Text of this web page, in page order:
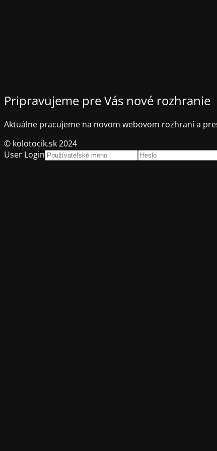
Pripravujeme pre Vás nové rozhranie
Aktuálne pracujeme na novom webovom rozhraní a
© kolotocik.sk 2024
User Login